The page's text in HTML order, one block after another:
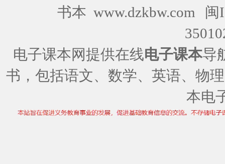
书本 www.dzkbw.com
闽
电子课本网提供在线电子课本导
书，包括语文、数学、英语、物
本电